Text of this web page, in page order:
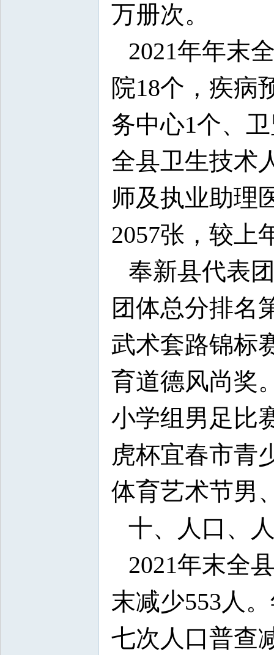
万册次。
2021年年末
院18个，疾病
务中心1个、
全县卫生技术
师及执业助理
2057张，较上
奉新县代表
团体总分排名
武术套路锦标
育道德风尚奖
小学组男足比
虎杯宜春市青
体育艺术节男
十、人口、
2021年末全
末减少553人
七次人口普查